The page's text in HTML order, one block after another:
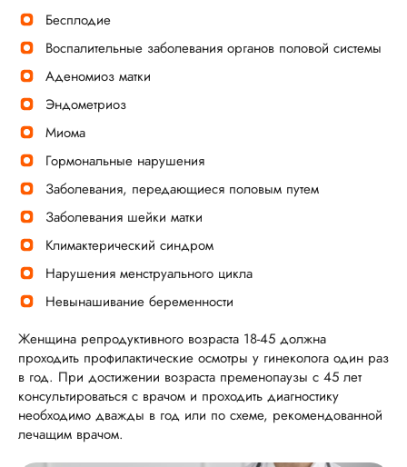
Бесплодие
Воспалительные заболевания органов половой системы
Аденомиоз матки
Эндометриоз
Миома
Гормональные нарушения
Заболевания, передающиеся половым путем
Заболевания шейки матки
Климактерический синдром
Нарушения менструального цикла
Невынашивание беременности
Женщина репродуктивного возраста 18-45 должна
проходить профилактические осмотры у гинеколога один раз
в год. При достижении возраста пременопаузы с 45 лет
консультироваться с врачом и проходить диагностику
необходимо дважды в год или по схеме, рекомендованной
лечащим врачом.